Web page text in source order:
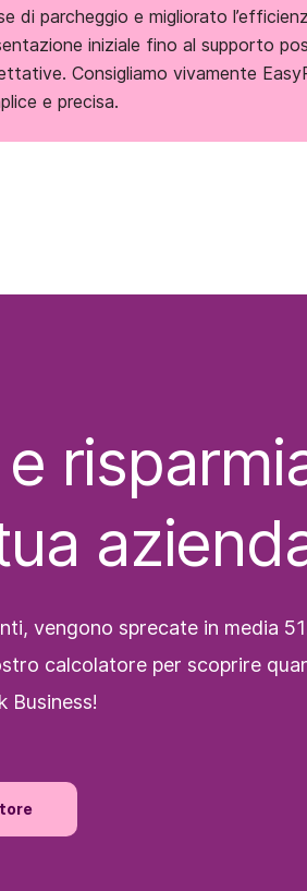
di parcheggio e migliorato
iniziale fino al supporto
Consigliamo vivamente
e precisa.
vengono sprecate in media
calcolatore per scoprire
Business!